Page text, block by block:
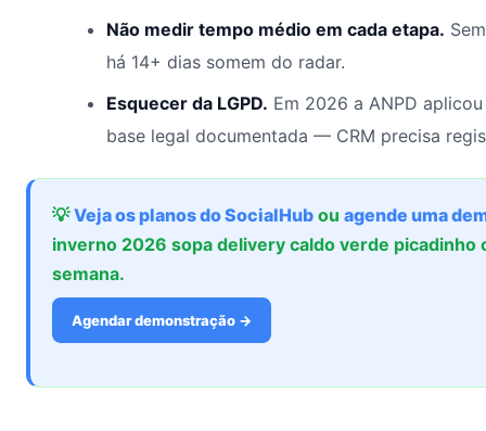
Não medir tempo médio em cada etapa.
há 14+ dias somem do radar.
Esquecer da LGPD. Em 2026 a ANPD
base legal documentada — CRM precisa
💡Veja os planos do SocialHub ou agende uma
inverno 2026 sopa delivery caldo verde
semana.
Agendar demonstração →